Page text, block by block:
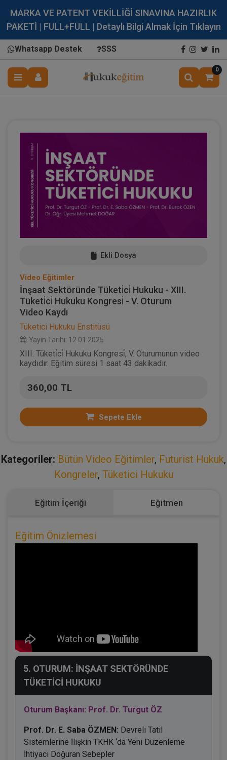
MARKA VE PATENT VEKİLLİĞİ SINAVINA HAZIRLIK
PAKETİ | FULL+FULL | Detaylı Bilgi Almak İçin Tıklayın
Whatsapp Destek SSS
0
Ekli Dosya
Video Eğitimler
İnşaat Sektöründe Tüketi̇ci̇ Hukuku - XIII.
Tüketi̇ci̇ Hukuku Kongresi̇ - V. Oturum
Video Kaydı
Tüketici Hukuku Enstitüsü
Yayın Tarihi: 12.01.2025
XIII. Tüketi̇ci̇ Hukuku Kongresi̇, V. Oturumunun video
kaydıdır. Eğitim süresi 1 saat 43 dakikadır.
360,00 TL
Sepete Ekle
Kategoriler: Bütün Video Eğitimler, Futurist Hukuk,
Kongreler, Tüketici Hukuku
Eğitim İçeriği Eğitmen
Eğitim Önizlemesi
5. OTURUM: İNŞAAT SEKTÖRÜNDE
TÜKETİCİ HUKUKU
Oturum Başkanı: Prof. Dr. Turgut ÖZ
Prof. Dr. E. Saba ÖZMEN: Devreli Tatil
Sistemlerine İlişkin TKHK ‘da Yeni Düzenleme
İhtiyacı Doğuran Sebepler